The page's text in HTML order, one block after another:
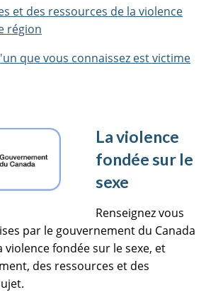
et des ressources de la violence
région
que vous connaissez est victime
La violence
fondée sur le
sexe
Renseignez vous
par le gouvernement du Canada
fondée sur le sexe, et
des ressources et des